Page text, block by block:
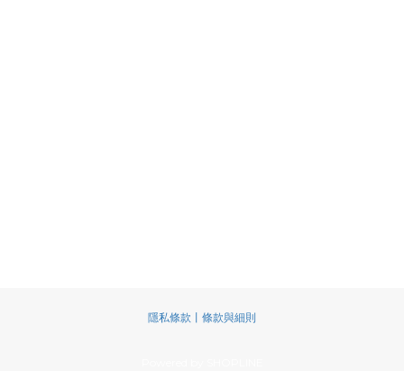
隱私條款丨條款與細則